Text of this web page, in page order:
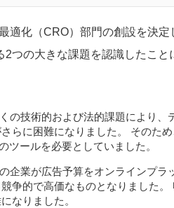
適化（CRO）部門の創設を決定
つの大きな課題を認識したこと
の技術的および法的課題により、
らに困難になりました。 そのた
ツールを必要としていました。
企業が広告予算をオンラインプラ
争的で高価なものとなりました。
なりました。